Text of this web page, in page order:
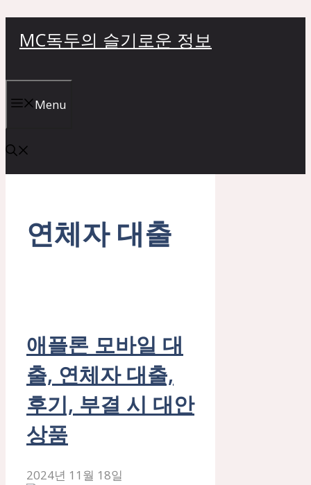
너
뛰
기
MC독두의 슬기로운 정보
Menu
연체자 대출
애플론 모바일 대
출, 연체자 대출,
후기, 부결 시 대안
상품
2024년 11월 18일